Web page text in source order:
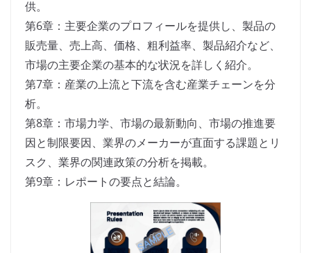
供。
第6章：主要企業のプロフィールを提供し、製品の
販売量、売上高、価格、粗利益率、製品紹介など、
市場の主要企業の基本的な状況を詳しく紹介。
第7章：産業の上流と下流を含む産業チェーンを分
析。
第8章：市場力学、市場の最新動向、市場の推進要
因と制限要因、業界のメーカーが直面する課題とリ
スク、業界の関連政策の分析を掲載。
第9章：レポートの要点と結論。